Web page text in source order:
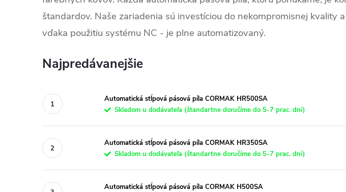
štandardov. Naše zariadenia sú investíciou do nekompromisnej
vďaka použitiu systému NC - je plne automatizovaný.
Najpredávanejšie
Automatická stĺpová pásová píla CORMAK HR500SA
Skladom u dodávateľa (štandartne doručíme do 5-7 prac. dní)
Automatická stĺpová pásová píla CORMAK HR350SA
Skladom u dodávateľa (štandartne doručíme do 5-7 prac. dní)
Automatická stĺpová pásová píla CORMAK H500SA